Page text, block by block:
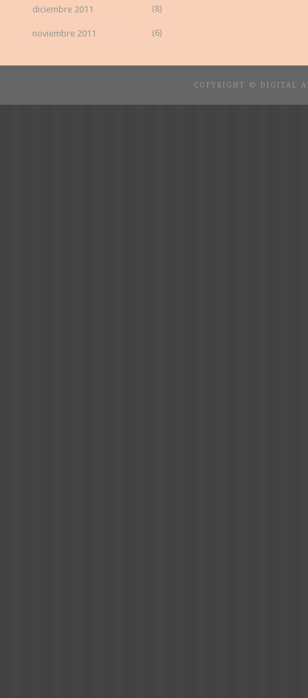
diciembre 2011 (8)
noviembre 2011 (6)
COPYRIGHT © DIGITAL